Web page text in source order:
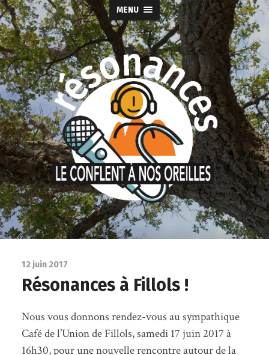
MENU
12 juin 2017
Résonances à Fillols !
Nous vous donnons rendez-vous au sympathique
Café de l’Union de Fillols, samedi 17 juin 2017 à
16h30, pour une nouvelle rencontre autour de la